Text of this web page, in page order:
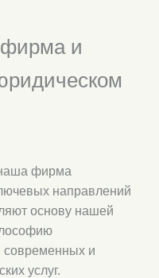
фирма и
фирма
направлений
основу нашей
современных и
услуг.